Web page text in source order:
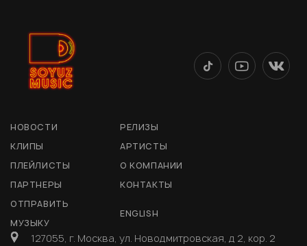
НОВОСТИ
РЕЛИЗЫ
КЛИПЫ
АРТИСТЫ
ПЛЕЙЛИСТЫ
О КОМПАНИИ
ПАРТНЕРЫ
КОНТАКТЫ
ОТПРАВИТЬ
МУЗЫКУ
ENGLISH
127055, г. Москва, ул. Новодмитровская, д 2, кор. 2